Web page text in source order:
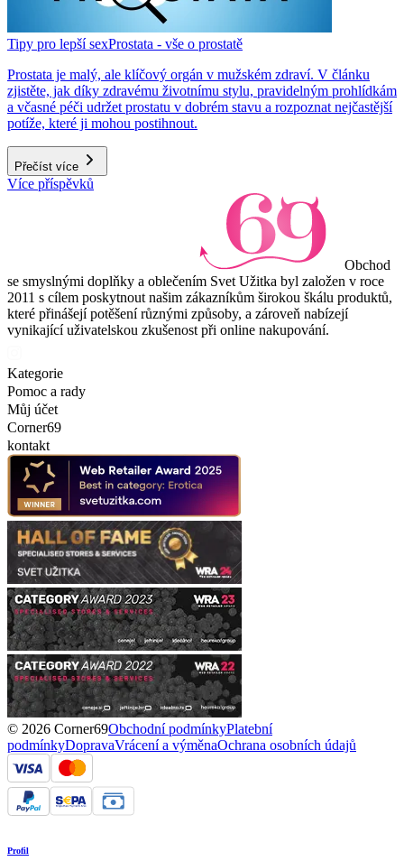
Tipy pro lepší sexProstata - vše o prostatě
Prostata je malý, ale klíčový orgán v mužském zdraví. V článku
zjistěte, jak díky zdravému životnímu stylu, pravidelným prohlídkám
a včasné péči udržet prostatu v dobrém stavu a rozpoznat nejčastější
potíže, které ji mohou postihnout.
Přečíst více
Více příspěvků
Obchod
se smyslnými doplňky a oblečením Svet Užitka byl založen v roce
2011 s cílem poskytnout našim zákazníkům širokou škálu produktů,
které přinášejí potěšení různými způsoby, a zároveň nabízejí
vynikající uživatelskou zkušenost při online nakupování.
Kategorie
Pomoc a rady
Můj účet
Corner69
kontakt
© 2026 Corner69Obchodní podmínkyPlatební
podmínkyDopravaVrácení a výměnaOchrana osobních údajů
Profil